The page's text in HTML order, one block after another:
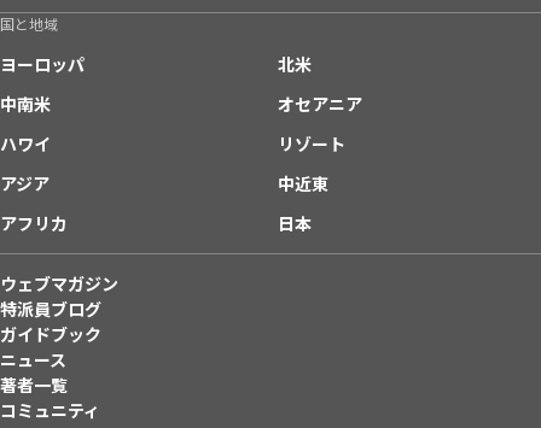
国と地域
ヨーロッパ
北米
中南米
オセアニア
ハワイ
リゾート
アジア
中近東
アフリカ
日本
ウェブマガジン
特派員ブログ
ガイドブック
ニュース
著者一覧
コミュニティ